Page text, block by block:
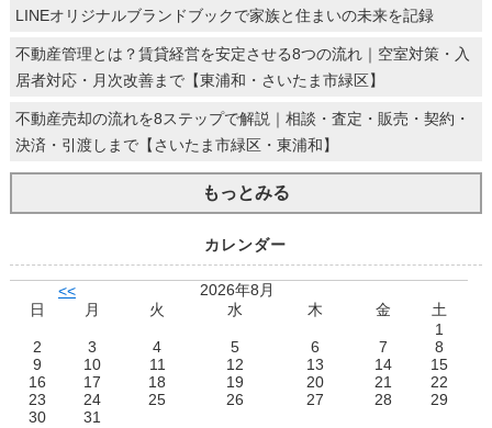
LINEオリジナルブランドブックで家族と住まいの未来を記録
不動産管理とは？賃貸経営を安定させる8つの流れ｜空室対策・入
居者対応・月次改善まで【東浦和・さいたま市緑区】
不動産売却の流れを8ステップで解説｜相談・査定・販売・契約・
決済・引渡しまで【さいたま市緑区・東浦和】
もっとみる
カレンダー
<<
2026年8月
日
月 火 水 木 金
土
1
2
3 4 5 6 7
8
9
10 11 12 13 14
15
16
17 18 19 20 21
22
23
24 25 26 27 28
29
30
31